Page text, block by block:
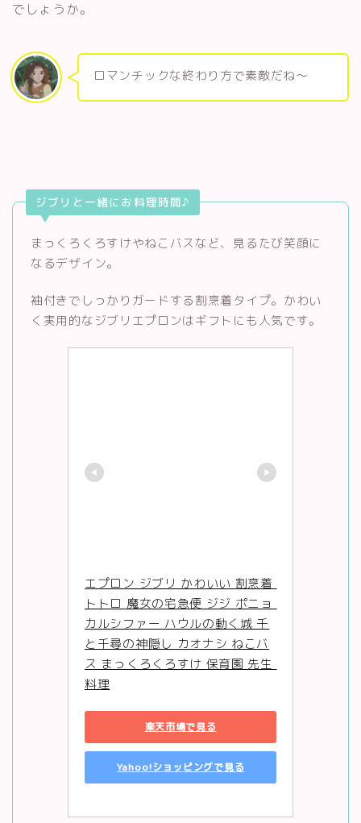
でしょうか。
ロマンチックな終わり方で素敵だね〜
ジブリと一緒にお料理時間♪
まっくろくろすけやねこバスなど、見るたび笑顔に
なるデザイン。
袖付きでしっかりガードする割烹着タイプ。かわい
く実用的なジブリエプロンはギフトにも人気です。
エプロン ジブリ かわいい 割烹着
トトロ 魔女の宅急便 ジジ ポニョ
カルシファー ハウルの動く城 千
と千尋の神隠し カオナシ ねこバ
ス まっくろくろすけ 保育園 先生
料理
楽天市場で見る
Yahoo!ショッピングで見る